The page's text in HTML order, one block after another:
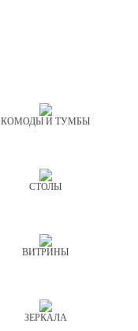
КОМОДЫ И ТУМБЫ
СТОЛЫ
ВИТРИНЫ
ЗЕРКАЛА